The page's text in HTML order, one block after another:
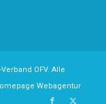
OFV. Alle
Webagentur